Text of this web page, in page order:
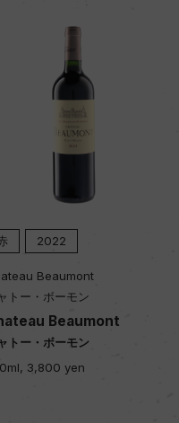
2022
Beaumont
トー・ボーモン
Beaumont
トー・ボーモン
3,800 yen